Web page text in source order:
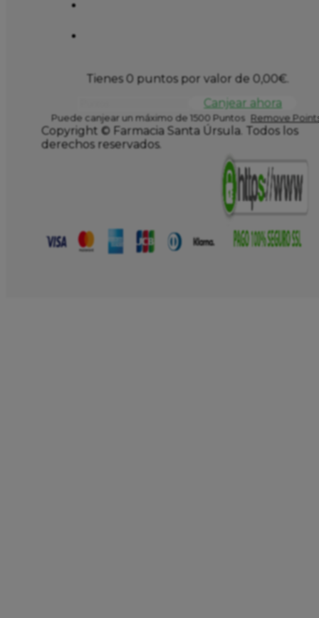
Tienes 0 puntos por valor de 0,00€.
Canjear ahora
Puede canjear un máximo de 1500 Puntos Remove
Copyright © Farmacia Santa Úrsula. Todos los
derechos reservados.